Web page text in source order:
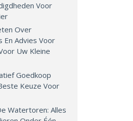
Voor
Over
En Advies Voor
Uw Kleine
Goedkoop
Keuze Voor
Watertoren: Alles